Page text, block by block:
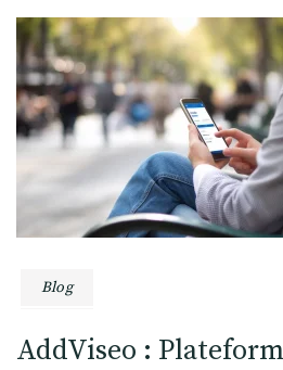
Blog
AddViseo :